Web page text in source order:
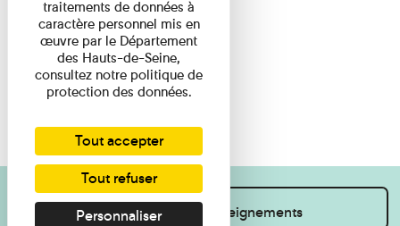
Je souhaite des renseignements
traitements de données à
caractère personnel mis en
œuvre par le Département
des Hauts-de-Seine,
consultez notre politique de
protection des données.
Tout accepter
Tout refuser
Personnaliser